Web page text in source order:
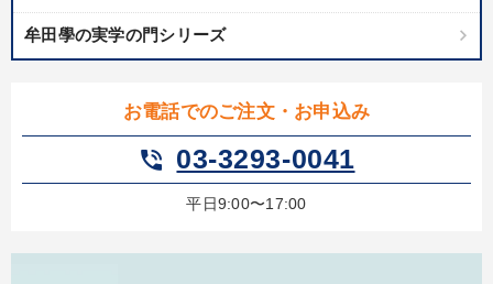
【12月】音声・映像
牟田學の実学の門シリーズ
お電話でのご注文・お申込み
phone_in_talk 03-3293-0041
平日9:00〜17:00